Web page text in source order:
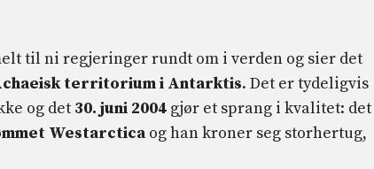
til ni regjeringer rundt om i verden og sier det
territorium i Antarktis. Det er tydeligvis
og det 30. juni 2004 gjør et sprang i kvalitet: det
Westarctica og han kroner seg storhertug,